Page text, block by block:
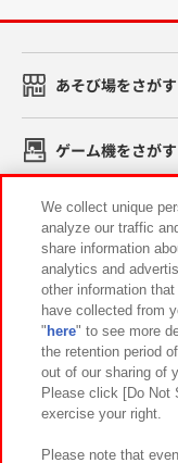
あそび場をさがす
ゲーム機をさがす
スマホ・PCであ
イベント・キャ
関連会社
プライバシーポリシー
We collect unique
analyze our traffic
share information
analytics and
other information
have collected from
" here" to see more
the retention period
out of our sharing of
Please click [Do Not
exercise your right.
Please note that